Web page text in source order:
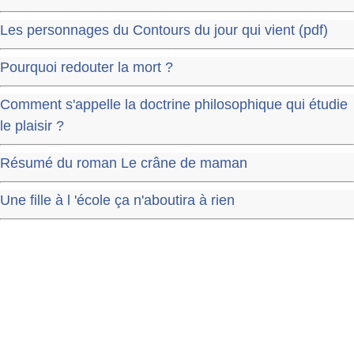
Les personnages du Contours du jour qui vient (pdf)
Pourquoi redouter la mort ?
Comment s'appelle la doctrine philosophique qui étudie
le plaisir ?
Résumé du roman Le crâne de maman
Une fille à l 'école ça n'aboutira à rien